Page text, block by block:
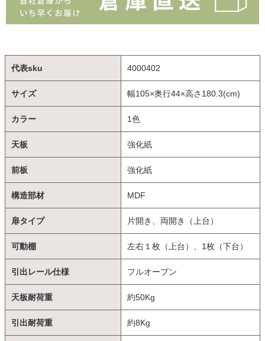
代表sku 4000402
サイズ 幅105×奥行44×高さ180.3(cm)
カラー 1色
天板 強化紙
前板 強化紙
構造部材 MDF
扉タイプ 片開き、両開き（上台）
可動棚 左右１枚（上台）、1枚（下台）
引出レール仕様 フルオープン
天板耐荷重 約50Kg
引出耐荷重 約8Kg